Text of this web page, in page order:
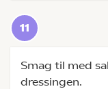
Smag til med
dressingen.